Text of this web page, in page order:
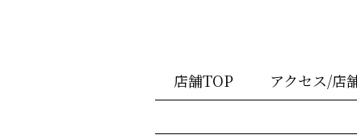
店舗TOP アクセス/店